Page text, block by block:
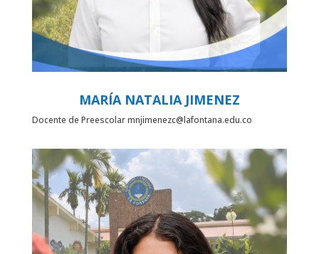
MARÍA NATALIA JIMENEZ
Docente de Preescolar mnjimenezc@lafontana.edu.co